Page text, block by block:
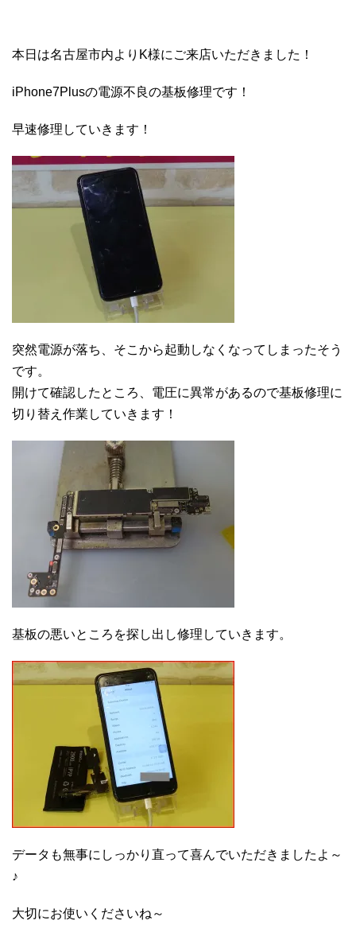
本日は名古屋市内よりK様にご来店いただきました！
iPhone7Plusの電源不良の基板修理です！
早速修理していきます！
突然電源が落ち、そこから起動しなくなってしまったそう
です。
開けて確認したところ、電圧に異常があるので基板修理に
切り替え作業していきます！
基板の悪いところを探し出し修理していきます。
データも無事にしっかり直って喜んでいただきましたよ～
♪
大切にお使いくださいね～